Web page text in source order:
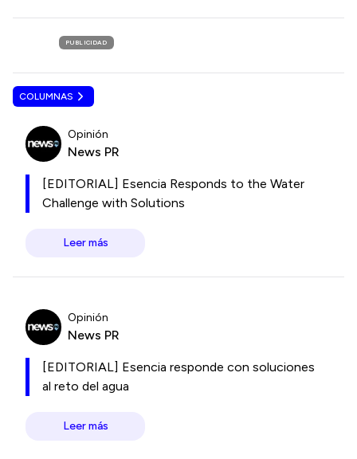
PUBLICIDAD
COLUMNAS
Opinión
News PR
[EDITORIAL] Esencia Responds to the Water
Challenge with Solutions
Leer más
Opinión
News PR
[EDITORIAL] Esencia responde con soluciones
al reto del agua
Leer más